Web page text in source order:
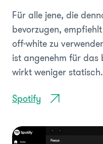
Für alle jene, die
bevorzugen,
off-white zu
ist angenehm für das
wirkt weniger statisch.
Spotify